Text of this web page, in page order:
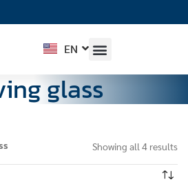
EN
TH
glass
Showing all 4 results